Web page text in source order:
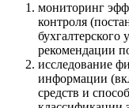
мониторинг
контроля
бухгалтерского
рекомендации
исследование
информации
средств и